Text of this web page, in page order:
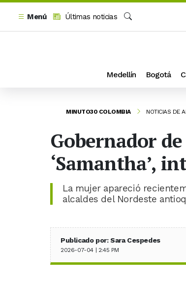
Menú
Últimas noticias
Medellín Bogotá
MINUTO30 COLOMBIA NOTICIAS DE
Gobernador
‘Samantha’,
La mujer apareció
alcaldes del Nordeste
Publicado por: Sara Cespedes
2026-07-04 | 2:45 PM